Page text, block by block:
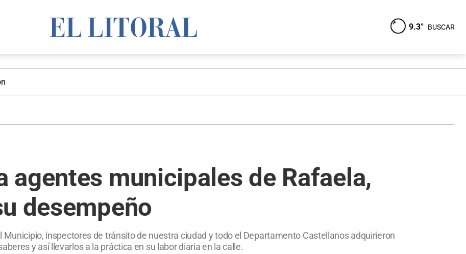
9.3° BUSCAR
agentes municipales de Rafaela,
desempeño
Municipio, inspectores de tránsito de nuestra ciudad y todo el Departamento Castellanos adquirieron
y así llevarlos a la práctica en su labor diaria en la calle.